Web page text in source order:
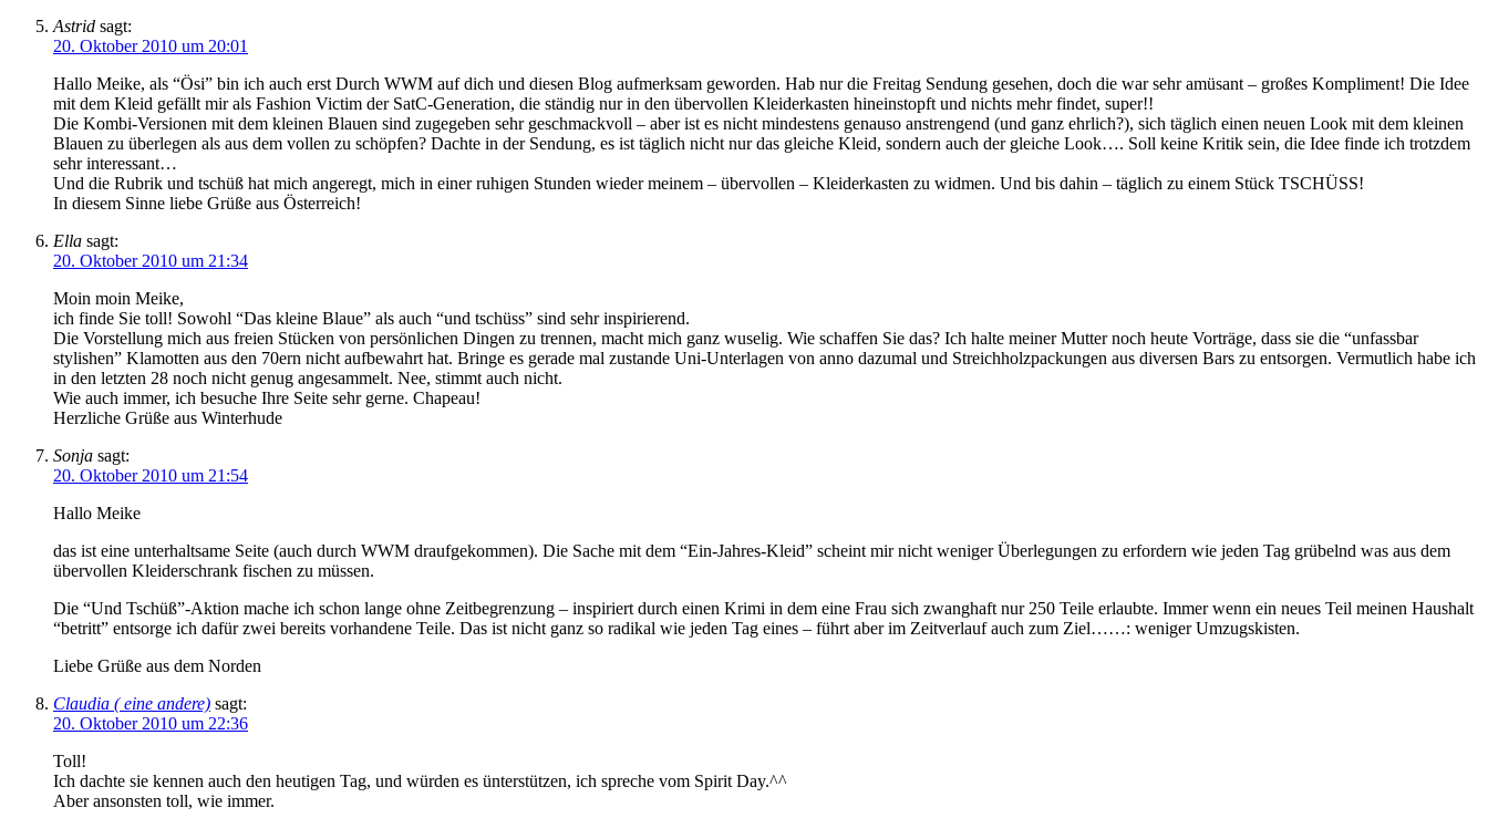
Astrid sagt:
20. Oktober 2010 um 20:01
Hallo Meike, als “Ösi” bin ich auch erst Durch WWM auf dich und diesen Blog aufmerksam geworden. Hab nur die Freitag Sendung gesehen, doch die war sehr amüsant – großes Kompliment! Die Idee
mit dem Kleid gefällt mir als Fashion Victim der SatC-Generation, die ständig nur in den übervollen Kleiderkasten hineinstopft und nichts mehr findet, super!!
Die Kombi-Versionen mit dem kleinen Blauen sind zugegeben sehr geschmackvoll – aber ist es nicht mindestens genauso anstrengend (und ganz ehrlich?), sich täglich einen neuen Look mit dem kleinen
Blauen zu überlegen als aus dem vollen zu schöpfen? Dachte in der Sendung, es ist täglich nicht nur das gleiche Kleid, sondern auch der gleiche Look…. Soll keine Kritik sein, die Idee finde ich trotzdem
sehr interessant…
Und die Rubrik und tschüß hat mich angeregt, mich in einer ruhigen Stunden wieder meinem – übervollen – Kleiderkasten zu widmen. Und bis dahin – täglich zu einem Stück TSCHÜSS!
In diesem Sinne liebe Grüße aus Österreich!
Ella sagt:
20. Oktober 2010 um 21:34
Moin moin Meike,
ich finde Sie toll! Sowohl “Das kleine Blaue” als auch “und tschüss” sind sehr inspirierend.
Die Vorstellung mich aus freien Stücken von persönlichen Dingen zu trennen, macht mich ganz wuselig. Wie schaffen Sie das? Ich halte meiner Mutter noch heute Vorträge, dass sie die “unfassbar
stylishen” Klamotten aus den 70ern nicht aufbewahrt hat. Bringe es gerade mal zustande Uni-Unterlagen von anno dazumal und Streichholzpackungen aus diversen Bars zu entsorgen. Vermutlich habe ich
in den letzten 28 noch nicht genug angesammelt. Nee, stimmt auch nicht.
Wie auch immer, ich besuche Ihre Seite sehr gerne. Chapeau!
Herzliche Grüße aus Winterhude
Sonja sagt:
20. Oktober 2010 um 21:54
Hallo Meike
das ist eine unterhaltsame Seite (auch durch WWM draufgekommen). Die Sache mit dem “Ein-Jahres-Kleid” scheint mir nicht weniger Überlegungen zu erfordern wie jeden Tag grübelnd was aus dem
übervollen Kleiderschrank fischen zu müssen.
Die “Und Tschüß”-Aktion mache ich schon lange ohne Zeitbegrenzung – inspiriert durch einen Krimi in dem eine Frau sich zwanghaft nur 250 Teile erlaubte. Immer wenn ein neues Teil meinen Haushalt
“betritt” entsorge ich dafür zwei bereits vorhandene Teile. Das ist nicht ganz so radikal wie jeden Tag eines – führt aber im Zeitverlauf auch zum Ziel……: weniger Umzugskisten.
Liebe Grüße aus dem Norden
Claudia ( eine andere) sagt:
20. Oktober 2010 um 22:36
Toll!
Ich dachte sie kennen auch den heutigen Tag, und würden es ünterstützen, ich spreche vom Spirit Day.^^
Aber ansonsten toll, wie immer.